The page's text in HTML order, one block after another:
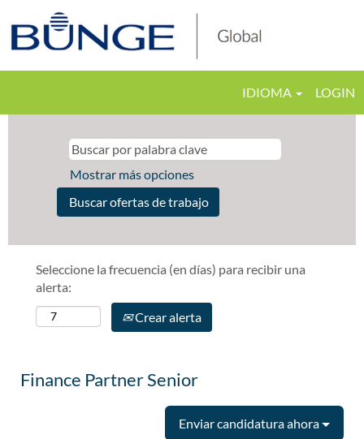
IDIOMA LOGIN
Mostrar más opciones
Seleccione la frecuencia (en días) para recibir una
alerta:
Crear alerta
Finance Partner Senior
Enviar candidatura ahora